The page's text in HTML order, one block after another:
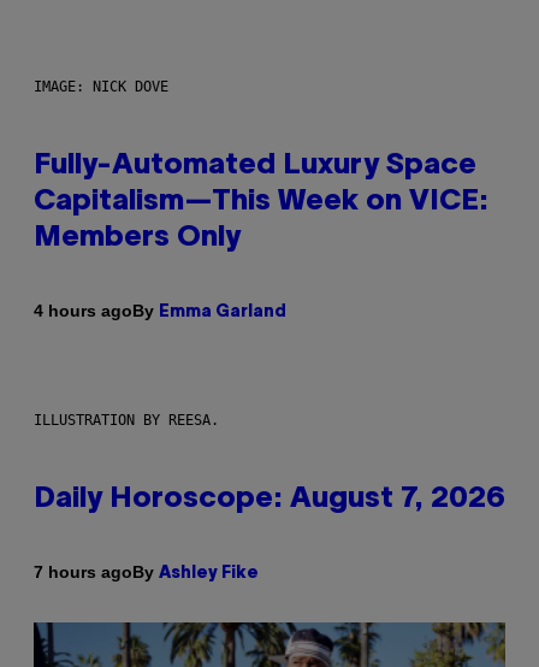
IMAGE: NICK DOVE
Fully-Automated Luxury Space
Capitalism—This Week on VICE:
Members Only
4 hours agoBy Emma Garland
ILLUSTRATION BY REESA.
Daily Horoscope: August 7, 2026
7 hours agoBy Ashley Fike